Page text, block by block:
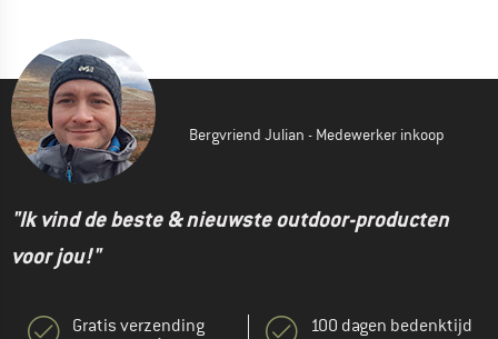
Bergvriend Julian - Medewerker inkoop
"Ik vind de beste & nieuwste outdoor-producten
voor jou!"
Gratis verzending
100 dagen bedenktijd